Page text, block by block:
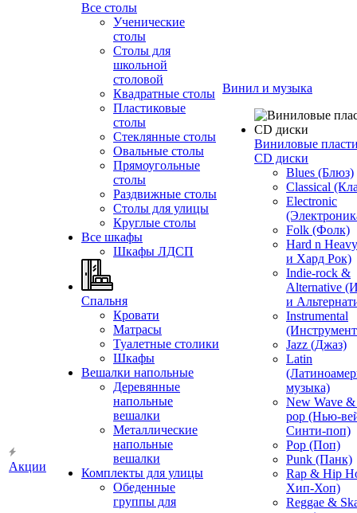
Акции
Все столы
Ученические
столы
Столы для
школьной
столовой
Квадратные столы
Пластиковые
столы
Стеклянные столы
Овальные столы
Прямоугольные
столы
Раздвижные столы
Столы для улицы
Круглые столы
Все шкафы
Шкафы ЛДСП
Спальня
Кровати
Матрасы
Туалетные столики
Шкафы
Вешалки напольные
Деревянные
напольные
вешалки
Металлические
напольные
вешалки
Комплекты для улицы
Обеденные
группы для
Винил и музыка
Виниловые
CD диски
Blues (Блюз)
Classical
Electronic
Folk (Фолк)
Hard n
и Хард Рок)
Indie-rock &
Alternative
и
Instrumental
Jazz (Джаз)
Latin
музыка)
New Wave
pop (Нью-
Синти-поп)
Pop (Поп)
Punk (Панк)
Rap & Hip
Хип-Хоп)
Reggae &